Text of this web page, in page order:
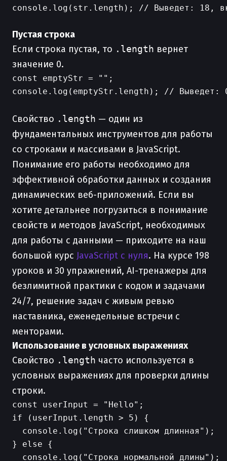
console.log(str.length); // Выведет: 18,
Пустая строка
Если строка пустая, то .length вернет
значение 0.
const emptyStr = "";
console.log(emptyStr.length); // Выведет:
Свойство .length — один из
фундаментальных инструментов для работы
со строками и массивами в JavaScript.
Понимание его работы необходимо для
эффективной обработки данных и создания
динамических веб-приложений. Если вы
хотите детальнее погрузиться в понимание
свойств и методов JavaScript, необходимых
для работы с данными — приходите на наш
большой курс JavaScript с нуля. На курсе 198
уроков и 30 упражнений, AI-тренажеры для
безлимитной практики с кодом и задачами
24/7, решение задач с живым ревью
наставника, еженедельные встречи с
менторами.
Использование в условных выражениях
Свойство .length часто используется в
условных выражениях для проверки длины
строки.
const userInput = "Hello";
if (userInput.length > 5) {
  console.log("Строка слишком длинная");
} else {
  console.log("Строка нормальной длины");